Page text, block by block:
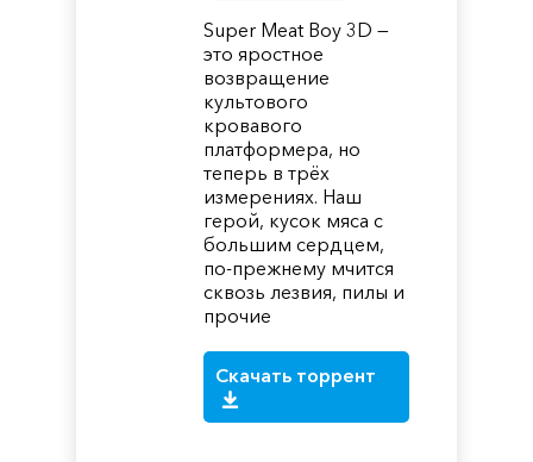
Super Meat Boy 3D —
это яростное
возвращение
культового
кровавого
платформера, но
теперь в трёх
измерениях. Наш
герой, кусок мяса с
большим сердцем,
по-прежнему мчится
сквозь лезвия, пилы и
прочие
Скачать торрент